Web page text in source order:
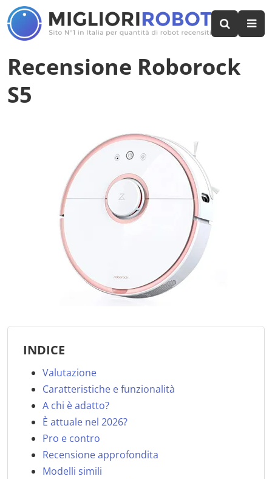
Recensione Roborock
S5
INDICE
Valutazione
Caratteristiche e funzionalità
A chi è adatto?
È attuale nel 2026?
Pro e contro
Recensione approfondita
Modelli simili